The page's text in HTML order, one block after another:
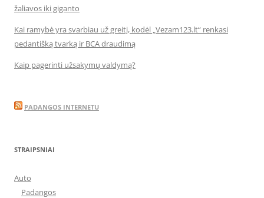
žaliavos iki giganto
Kai ramybė yra svarbiau už greitį, kodėl „Vezam123.lt“ renkasi
pedantišką tvarką ir BCA draudimą
Kaip pagerinti užsakymų valdymą?
PADANGOS INTERNETU
STRAIPSNIAI
Auto
Padangos